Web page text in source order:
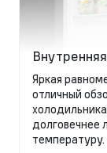
Яркая
отличный
долговечнее
температуру.